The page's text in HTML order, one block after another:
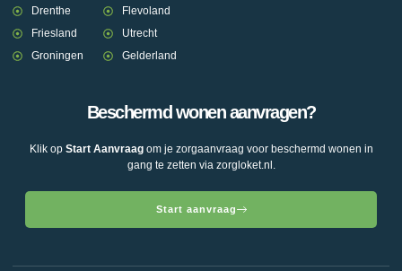
Drenthe
Friesland
Groningen
Flevoland
Utrecht
Gelderland
Beschermd wonen aanvragen?
Klik op Start Aanvraagom je zorgaanvraag voor beschermd wonen in
gang te zetten via zorgloket.nl.
Start aanvraag